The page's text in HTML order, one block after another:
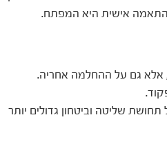
התאמה אישית היא המפתח.
גם על ההחלמה אחריה.
שליטה וביטחון גדולים יותר